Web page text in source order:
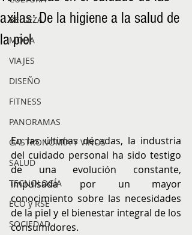
BELLEZA
MODA
VIAJES
DISEÑO
FITNESS
PANORAMAS
GASTRONOMÍA Y VINOS
SALUD
TECNOLOGÍA
ECO y RSE
SOCIEDAD
axilas: De la higiene a la salud de
la piel
En las últimas décadas, la industria
del cuidado personal ha sido testigo
de una evolución constante,
impulsada por un mayor
conocimiento sobre las necesidades
de la piel y el bienestar integral de los
consumidores.